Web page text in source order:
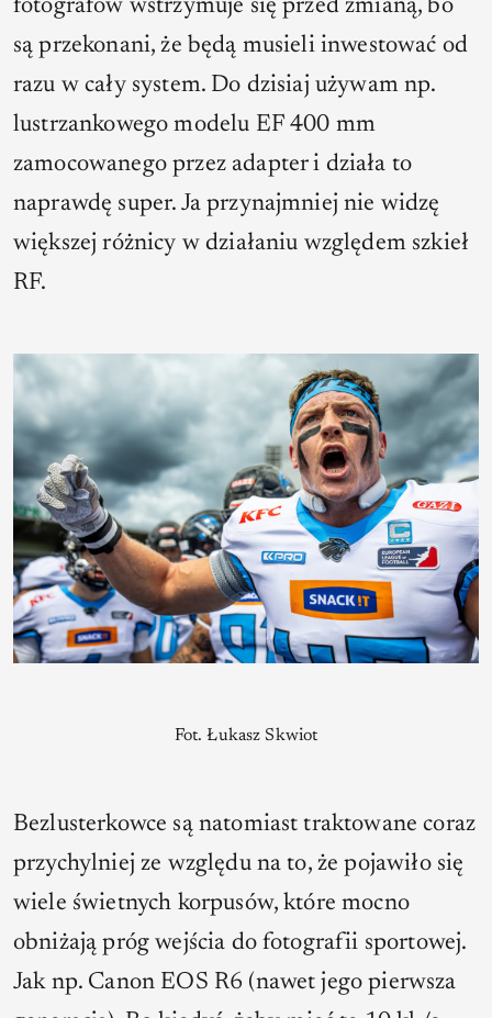
fotografów wstrzymuje się przed zmianą, bo
są przekonani, że będą musieli inwestować od
razu w cały system. Do dzisiaj używam np.
lustrzankowego modelu EF 400 mm
zamocowanego przez adapter i działa to
naprawdę super. Ja przynajmniej nie widzę
większej różnicy w działaniu względem szkieł
RF.
Fot. Łukasz Skwiot
Bezlusterkowce są natomiast traktowane coraz
przychylniej ze względu na to, że pojawiło się
wiele świetnych korpusów, które mocno
obniżają próg wejścia do fotografii sportowej.
Jak np. Canon EOS R6 (nawet jego pierwsza